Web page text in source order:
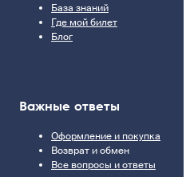
База знаний
Где мой билет
Блог
Важные ответы
Оформление и покупка
Возврат и обмен
Все вопросы и ответы